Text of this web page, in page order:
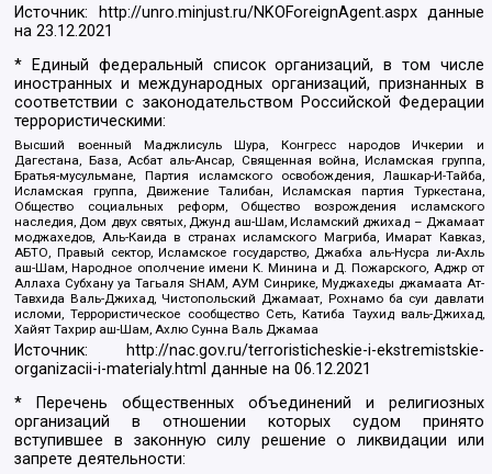
Источник: http://unro.minjust.ru/NKOForeignAgent.aspxданные
на23.12.2021
* Единый федеральный список организаций, в том числе
иностранных и международных организаций, признанных в
соответствии с законодательством Российской Федерации
террористическими:
Высший военный Маджлисуль Шура, Конгресс народов Ичкерии и
Дагестана, База, Асбат аль-Ансар, Священная война, Исламская группа,
Братья-мусульмане, Партия исламского освобождения, Лашкар-И-Тайба,
Исламская группа, Движение Талибан, Исламская партия Туркестана,
Общество социальных реформ, Общество возрождения исламского
наследия, Дом двух святых, Джунд аш-Шам, Исламский джихад – Джамаат
моджахедов, Аль-Каида в странах исламского Магриба, Имарат Кавказ,
АБТО, Правый сектор, Исламское государство, Джабха аль-Нусра ли-Ахль
аш-Шам, Народное ополчение имени К. Минина и Д. Пожарского, Аджр от
Аллаха Субхану уа Тагьаля SHAM, АУМ Синрике, Муджахеды джамаата Ат-
Тавхида Валь-Джихад, Чистопольский Джамаат, Рохнамо ба суи давлати
исломи, Террористическое сообщество Сеть, Катиба Таухид валь-Джихад,
Хайят Тахрир аш-Шам, Ахлю Сунна Валь Джамаа
Источник:
http://nac.gov.ru/terroristicheskie-i-ekstremistskie-
organizacii-i-materialy.html данные на06.12.2021
* Перечень общественных объединений и религиозных
организаций в отношении которых судом принято
вступившее в законную силу решение о ликвидации или
запрете деятельности: